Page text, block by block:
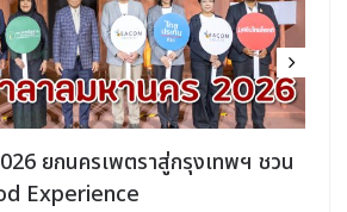
ยกนครเพตราสู่กรุงเทพฯ ชวน
Experience